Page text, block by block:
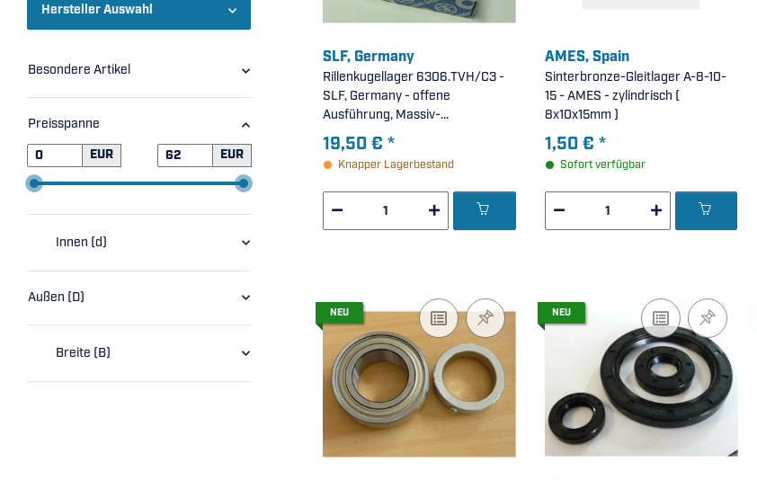
SLF, Germany
Rillenkugellager 6306.TVH/C3 -
SLF, Germany - offene
Ausführung, Massiv-
Schnappkäfig aus
glasfaserverstärktem Polyamid
PA66, Lagerluft C3 (
30x72x19mm)
19,50 € *
Knapper Lagerbestand
AMES, Spain
Sinterbronze-Gleitlager A-8-10-
15 - AMES - zylindrisch (
8x10x15mm )
1,50 € *
Sofort verfügbar
NEU NEU
Hersteller Auswahl
Besondere Artikel
Preisspanne
EUR
EUR
Innen (d)
Außen (D)
Breite (B)